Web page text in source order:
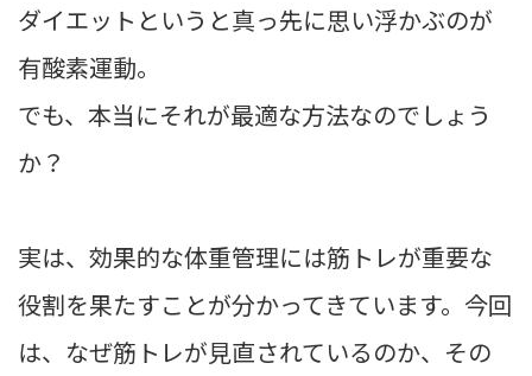
ダイエットというと真っ先に思い浮かぶのが
有酸素運動。
でも、本当にそれが最適な方法なのでしょう
か？
実は、効果的な体重管理には筋トレが重要な
役割を果たすことが分かってきています。今回
は、なぜ筋トレが見直されているのか、その